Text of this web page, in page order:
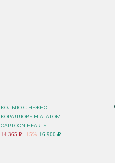
КОЛЬЦО C НЕЖНО-
КОРАЛЛОВЫМ АГАТОМ
CARTOON HEARTS
14 365 ₽ -15% 16 900 ₽